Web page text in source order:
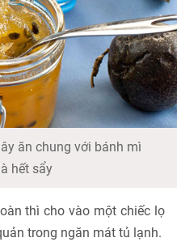
ăn chung với bánh mì
hết sẩy
thì cho vào một chiếc lọ
trong ngăn mát tủ lạnh.